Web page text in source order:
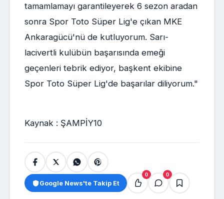
tamamlamayı garantileyerek 6 sezon aradan
sonra Spor Toto Süper Lig'e çıkan MKE
Ankaragücü'nü de kutluyorum. Sarı-
lacivertli kulübün başarısında emeği
geçenleri tebrik ediyor, başkent ekibine
Spor Toto Süper Lig'de başarılar diliyorum."
Kaynak : ŞAMPİY10
Google News'te Takip Et
0 0